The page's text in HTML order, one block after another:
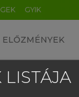
GYIK
ELŐZMÉNYEK
LISTÁJA